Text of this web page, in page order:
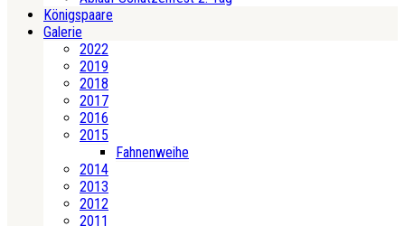
Königspaare
Galerie
2022
2019
2018
2017
2016
2015
Fahnenweihe
2014
2013
2012
2011